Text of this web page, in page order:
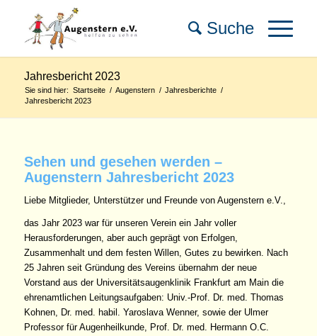
Jahresbericht 2023
Sie sind hier: Startseite / Augenstern / Jahresberichte /
Jahresbericht 2023
Sehen und gesehen werden –
Augenstern Jahresbericht 2023
Liebe Mitglieder, Unterstützer und Freunde von Augenstern e.V.,
das Jahr 2023 war für unseren Verein ein Jahr voller
Herausforderungen, aber auch geprägt von Erfolgen,
Zusammenhalt und dem festen Willen, Gutes zu bewirken. Nach
25 Jahren seit Gründung des Vereins übernahm der neue
Vorstand aus der Universitätsaugenklinik Frankfurt am Main die
ehrenamtlichen Leitungsaufgaben: Univ.-Prof. Dr. med. Thomas
Kohnen, Dr. med. habil. Yaroslava Wenner, sowie der Ulmer
Professor für Augenheilkunde, Prof. Dr. med. Hermann O.C.